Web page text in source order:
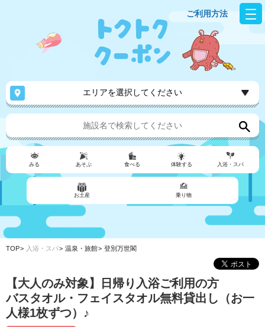
ご利用方法
エリアを選択してください
みる あそぶ 食べる 体験する 入浴・スパ
お土産 乗り物
TOP 入浴・スパ 温泉・旅館 登別万世閣
【大人のみ対象】日帰り入浴ご利用の方
バスタオル・フェイスタオル無料貸出し（お一
人様1枚ずつ）♪